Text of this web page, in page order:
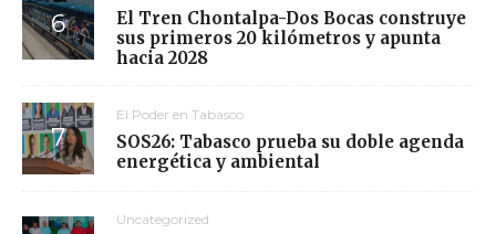
El Tren Chontalpa-Dos Bocas construye
sus primeros 20 kilómetros y apunta
hacia 2028
El Poder en Tabasco
SOS26: Tabasco prueba su doble agenda
energética y ambiental
Uncategorized